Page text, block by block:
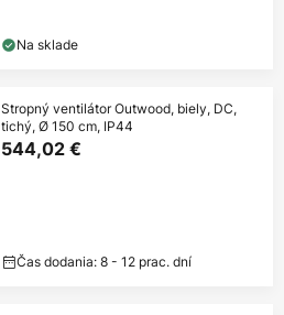
Na sklade
Stropný ventilátor Outwood, biely, DC,
tichý, Ø 150 cm, IP44
544,02 €
Čas dodania: 8 - 12 prac. dní